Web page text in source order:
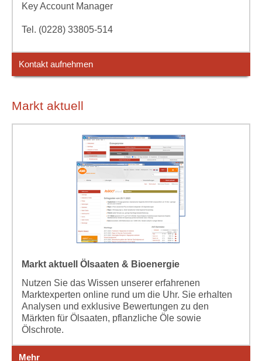
Key Account Manager
Tel. (0228) 33805-514
Kontakt aufnehmen
Markt aktuell
Markt aktuell Ölsaaten & Bioenergie
Nutzen Sie das Wissen unserer erfahrenen
Marktexperten online rund um die Uhr. Sie erhalten
Analysen und exklusive Bewertungen zu den
Märkten für Ölsaaten, pflanzliche Öle sowie
Ölschrote.
Mehr